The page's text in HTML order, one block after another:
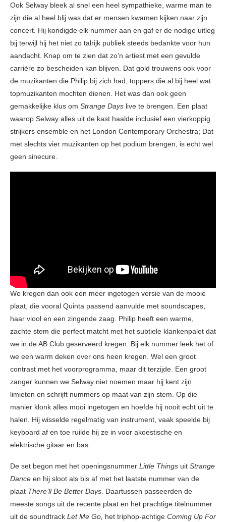
Ook Selway bleek al snel een heel sympathieke, warme man te
zijn die al heel blij was dat er mensen kwamen kijken naar zijn
concert. Hij kondigde elk nummer aan en gaf er de nodige uitleg
bij terwijl hij het niet zo talrijk publiek steeds bedankte voor hun
aandacht. Knap om te zien dat zo’n artiest met een gevulde
carrière zo bescheiden kan blijven. Dat gold trouwens ook voor
de muzikanten die Philip bij zich had, toppers die al bij heel wat
topmuzikanten mochten dienen. Het was dan ook geen
gemakkelijke klus om Strange Days live te brengen. Een plaat
waarop Selway alles uit de kast haalde inclusief een vierkoppig
strijkers ensemble en het London Contemporary Orchestra; Dat
met slechts vier muzikanten op het podium brengen, is echt wel
geen sinecure.
We kregen dan ook een meer ingetogen versie van de mooie
plaat, die vooral Quinta passend aanvulde met soundscapes,
haar viool en een zingende zaag. Philip heeft een warme,
zachte stem die perfect matcht met het subtiele klankenpalet dat
we in de AB Club geserveerd kregen. Bij elk nummer leek het of
we een warm deken over ons heen kregen. Wel een groot
contrast met het voorprogramma, maar dit terzijde. Een groot
zanger kunnen we Selway niet noemen maar hij kent zijn
limieten en schrijft nummers op maat van zijn stem. Op die
manier klonk alles mooi ingetogen en hoefde hij nooit echt uit te
halen. Hij wisselde regelmatig van instrument, vaak speelde bij
keyboard af en toe ruilde hij ze in voor akoestische en
elektrische gitaar en bas.
De set begon met het openingsnummer Little Things uit Strange
Dance en hij sloot als bis af met het laatste nummer van de
plaat There’ll Be Better Days. Daartussen passeerden de
meeste songs uit de recente plaat en het prachtige titelnummer
uit de soundtrack Let Me Go, het triphop-achtige Coming Up For